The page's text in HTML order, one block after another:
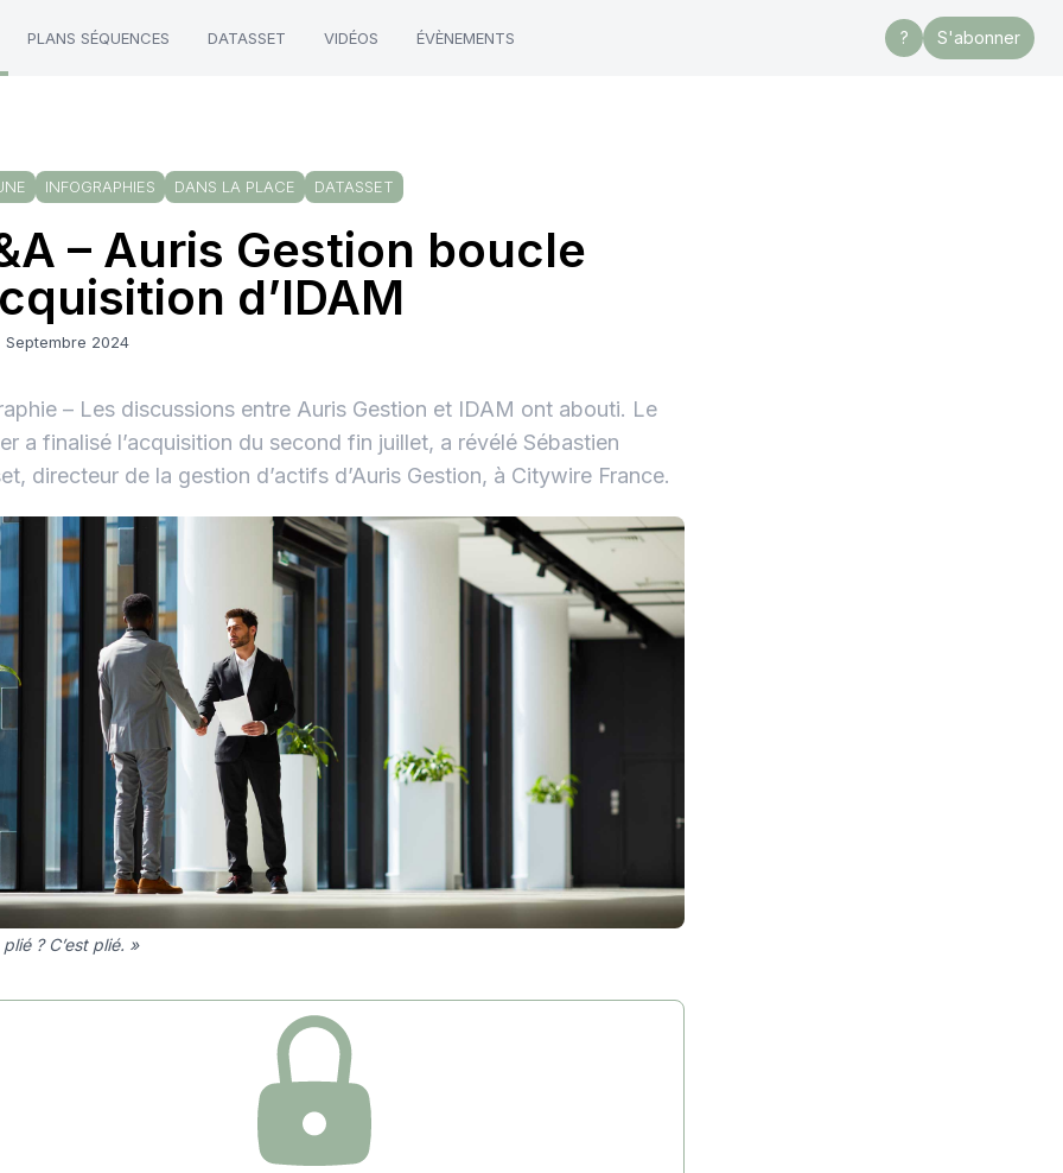
PLANS SÉQUENCES DATASSET VIDÉOS ÉVÈNEMENTS ? S'abonner
INFOGRAPHIES DANS LA PLACE DATASSET
– Auris Gestion boucle
d’IDAM
Septembre 2024
– Les discussions entre Auris Gestion et IDAM ont abouti. Le
a finalisé l’acquisition du second fin juillet, a révélé Sébastien
directeur de la gestion d’actifs d’Auris Gestion, à Citywire France.
plié ? C’est plié. »